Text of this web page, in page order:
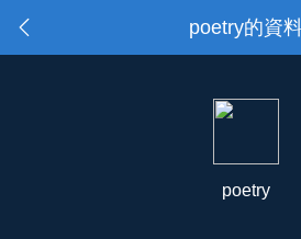
poetry的資
poetry